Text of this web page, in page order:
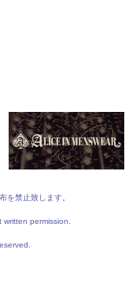
を禁止致します。
permission.